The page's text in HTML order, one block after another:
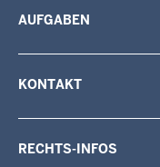
AUFGABEN
KONTAKT
RECHTS-INFOS